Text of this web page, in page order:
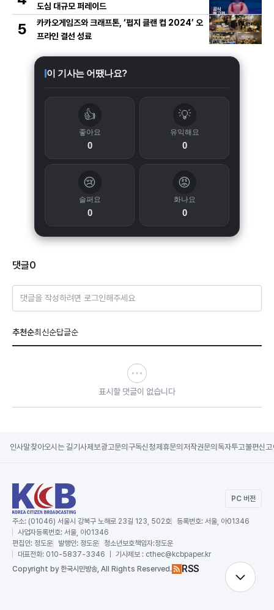
도심 대규모 퍼레이드
5
카카오게임즈와 크래프톤, ‘펍지 클랜 컵 2024’ 오
프라인 결선 성료
이 기사는 어땠나요?
👍
좋아요
0
💡
유익해요
0
😢
슬퍼요
0
😡
화나요
0
댓글0
댓글을 작성하려면 로그인해주세요
추천순최신순답글순
표시할 댓글이 없습니다
인사말찾아오시는 길기사제보광고문의 구독신청제휴문의 저작권문의 독자투고불편신고
PC 버전
주소: (01046) 서울시 강북구 노해로 23길 123, 502호 등록번호: 서울, 아01346
사업자등록번호: 서울, 아01346
편집인: 정도운 발행인: 정도운 청소년보호책임자:정도운
대표전화: 010-5837-3346 ｜ 기사제보 : cthec@kcbpaper.kr
Copyright by 한국시민방송, All Rights Reserved. RSS